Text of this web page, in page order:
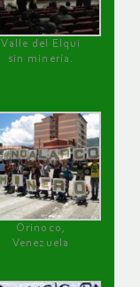
Valle del Elqui
sin minería.
Orinoco,
Venezuela